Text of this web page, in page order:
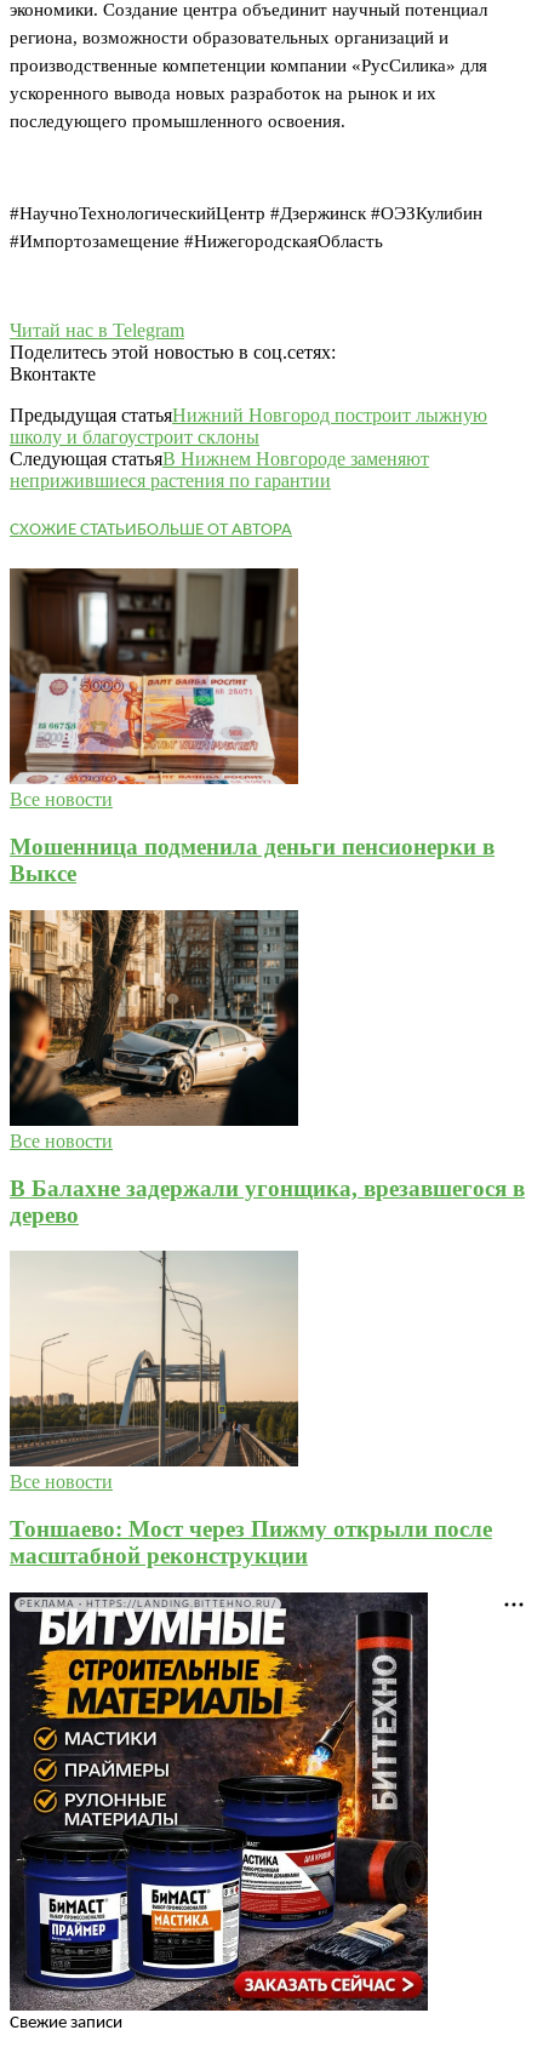
экономики. Создание центра объединит научный потенциал
региона, возможности образовательных организаций и
производственные компетенции компании «РусСилика» для
ускоренного вывода новых разработок на рынок и их
последующего промышленного освоения.
#НаучноТехнологическийЦентр #Дзержинск #ОЭЗКулибин
#Импортозамещение #НижегородскаяОбласть
Читай нас в Telegram
Поделитесь этой новостью в соц.сетях:
Вконтакте
Предыдущая статьяНижний Новгород построит лыжную
школу и благоустроит склоны
Следующая статьяВ Нижнем Новгороде заменяют
неприжившиеся растения по гарантии
СХОЖИЕ СТАТЬИБОЛЬШЕ ОТ АВТОРА
Все новости
Мошенница подменила деньги пенсионерки в
Выксе
Все новости
В Балахне задержали угонщика, врезавшегося в
дерево
Все новости
Тоншаево: Мост через Пижму открыли после
масштабной реконструкции
РЕКЛАМА • HTTPS://LANDING.BITTEHNO.RU/
Свежие записи